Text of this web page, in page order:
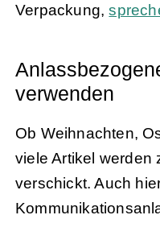
Verpackung,
verwenden
Ob Weihnachten,
viele Artikel werden
verschickt. Auch